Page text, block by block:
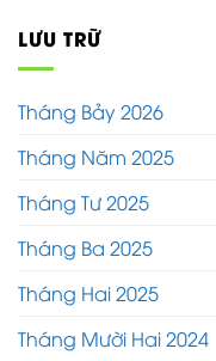
LƯU TRỮ
Tháng Bảy 2026
Tháng Năm 2025
Tháng Tư 2025
Tháng Ba 2025
Tháng Hai 2025
Tháng Mười Hai 2024